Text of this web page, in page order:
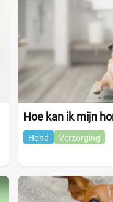
Hoe kan ik mijn
Hond Verzorging